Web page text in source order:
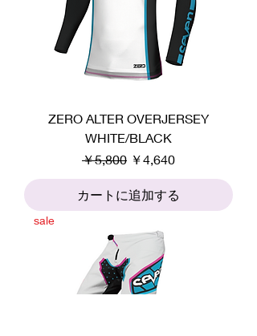
ZERO ALTER OVERJERSEY
WHITE/BLACK
通常価格
￥5,800 セール価格
￥4,640
カートに追加する
sale